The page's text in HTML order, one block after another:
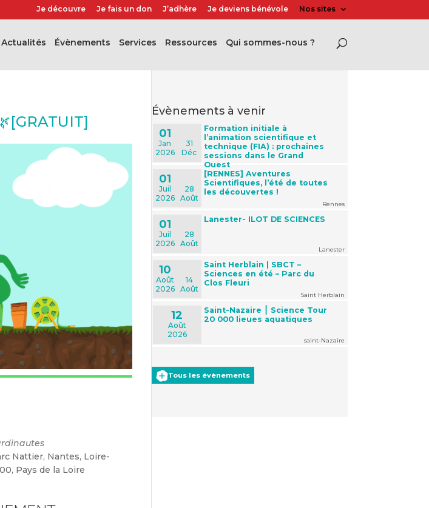
Je découvre Je fais un don J’adhère Je deviens bénévole Nos sites
Actualités évènements Services Ressources Qui sommes-nous ?
Nattier, Nantes, Loire-
Pays de la Loire
évènements à venir
01
Jan
2026
31
Déc
Formation initiale à
l’animation scientifique et
technique (FIA) : prochaines
sessions dans le Grand
Ouest
01
Juil
2026
28
Août
[RENNES] Aventures
Scientifiques, l’été de toutes
les découvertes !
Rennes
01
Juil
2026
28
Août
Lanester- ILOT DE SCIENCES
Lanester
10
Août
2026
14
Août
Saint Herblain | SBCT –
Sciences en été – Parc du
Clos Fleuri
Saint Herblain
12
Août
2026
Saint-Nazaire ⎮ Science Tour
20 000 lieues aquatiques
saint-Nazaire
Tous les évènements